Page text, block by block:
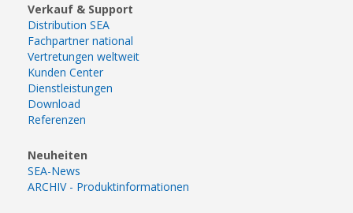
Verkauf & Support
Distribution SEA
Fachpartner national
Vertretungen weltweit
Kunden Center
Dienstleistungen
Download
Referenzen
Neuheiten
SEA-News
ARCHIV - Produktinformationen